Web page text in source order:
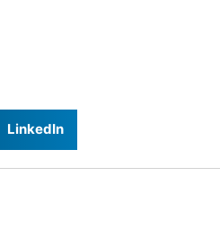
LinkedIn